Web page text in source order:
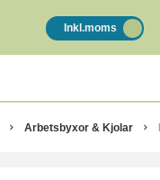
Inkl.moms
Arbetsbyxor & Kjolar